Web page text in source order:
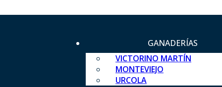
GANADERÍAS
VICTORINO MARTÍN
MONTEVIEJO
URCOLA